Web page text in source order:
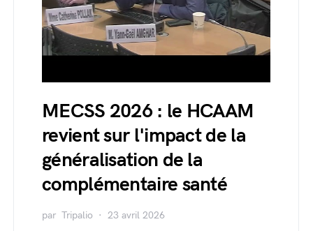
MECSS 2026 : le HCAAM
revient sur l'impact de la
généralisation de la
complémentaire santé
par Tripalio 23 avril 2026